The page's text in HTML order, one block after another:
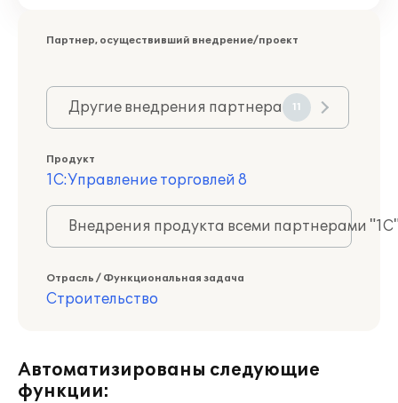
Партнер, осуществивший внедрение/проект
Другие внедрения партнера 11
Продукт
1С:Управление торговлей 8
Внедрения продукта всеми партнерами
Отрасль / Функциональная задача
Строительство
Автоматизированы следующие
функции: